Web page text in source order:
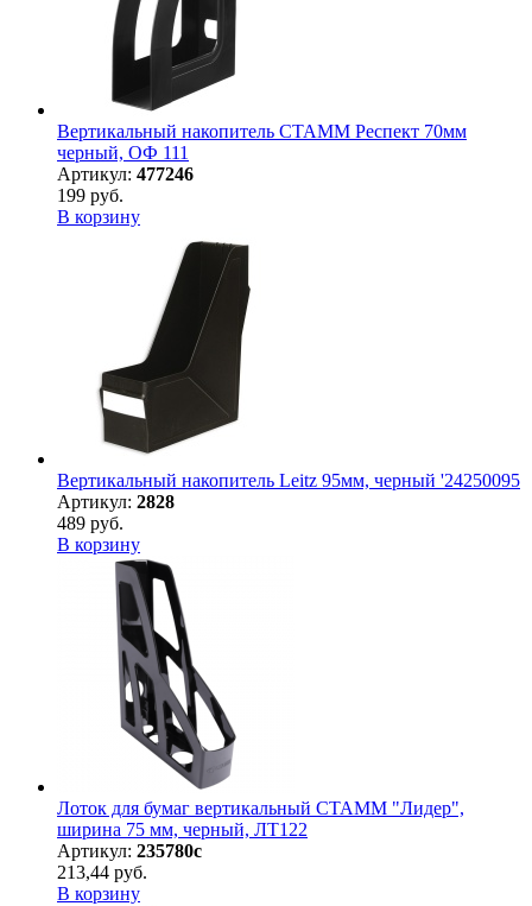
Вертикальный накопитель СТАММ Респект 70мм
черный, ОФ 111
Артикул: 477246
199 руб.
В корзину
Вертикальный накопитель Leitz 95мм, черный '24250095
Артикул: 2828
489 руб.
В корзину
Лоток для бумаг вертикальный СТАММ "Лидер",
ширина 75 мм, черный, ЛТ122
Артикул: 235780с
213,44 руб.
В корзину